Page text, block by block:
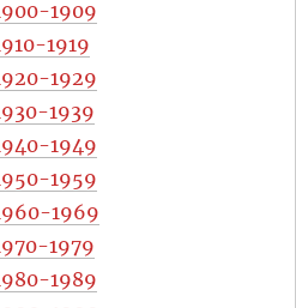
1909
1919
1929
1939
1949
1959
1969
1979
1989